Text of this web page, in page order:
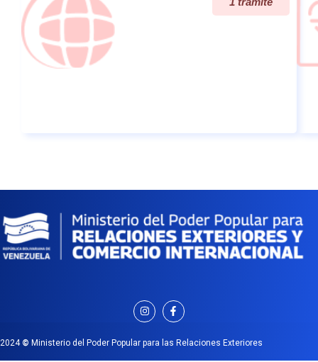
2024 © Ministerio del Poder Popular para las Relaciones Exteriores